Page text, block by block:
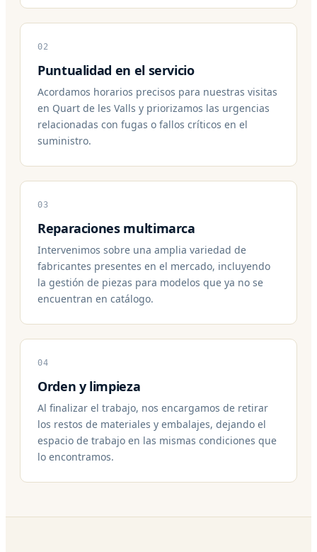
02
Puntualidad en el servicio
Acordamos horarios precisos para nuestras visitas
en Quart de les Valls y priorizamos las urgencias
relacionadas con fugas o fallos críticos en el
suministro.
03
Reparaciones multimarca
Intervenimos sobre una amplia variedad de
fabricantes presentes en el mercado, incluyendo
la gestión de piezas para modelos que ya no se
encuentran en catálogo.
04
Orden y limpieza
Al finalizar el trabajo, nos encargamos de retirar
los restos de materiales y embalajes, dejando el
espacio de trabajo en las mismas condiciones que
lo encontramos.